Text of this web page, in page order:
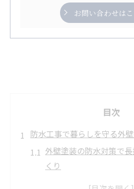
お問い合わせは
目次
防水工事で暮らしを守る外
外壁塗装の防水対策で
くり
茨木市の外壁塗装で雨